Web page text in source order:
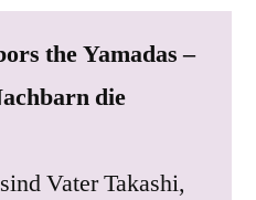
the Yamadas –
die
Vater Takashi,